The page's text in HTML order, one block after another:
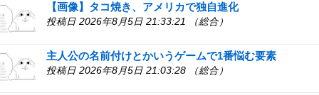
【画像】タコ焼き、アメリカで独自進化
投稿日 2026年8月5日 21:33:21 （総合）
主人公の名前付けとかいうゲームで1番悩む要素
投稿日 2026年8月5日 21:03:28 （総合）